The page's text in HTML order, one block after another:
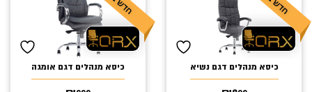
כיסא מנהלים דגם נשיא כיסא מנהלים דגם אומגה